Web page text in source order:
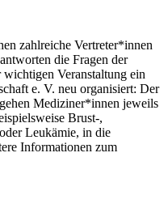
zahlreiche Vertreter*innen
die Fragen der
wichtigen Veranstaltung ein
e. V. neu organisiert: Der
Mediziner*innen jeweils
Brust-,
Leukämie, in die
Informationen zum